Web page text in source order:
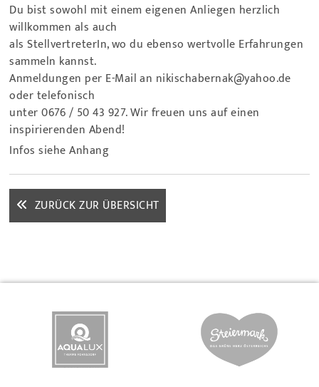
Du bist sowohl mit einem eigenen Anliegen herzlich
willkommen als auch
als StellvertreterIn, wo du ebenso wertvolle Erfahrungen
sammeln kannst.
Anmeldungen per E-Mail an nikischabernak@yahoo.de
oder telefonisch
unter 0676 / 50 43 927. Wir freuen uns auf einen
inspirierenden Abend!
Infos siehe Anhang
ZURÜCK ZUR ÜBERSICHT